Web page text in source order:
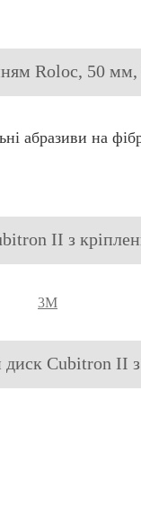
Roloc, 50
на
II з
3M
диск Cubitron II